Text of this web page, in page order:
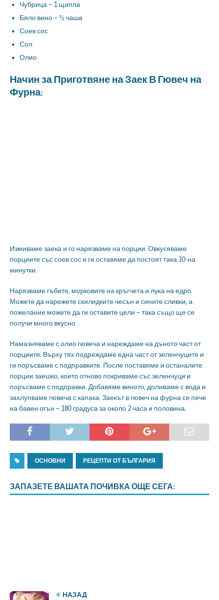
Чубрица – 1 щипла
Бяло вино – ½ чаша
Соев сос
Сол
Олио
Начин за Приготвяне на Заек В Гювеч на
Фурна:
Измиваме заека и го нарязваме на порции. Овкусяваме
порциите със соев сос и ги оставяме да постоят така 30-на
минутки.
Нарязваме гъбите, морковите на кръгчета и лука на едро.
Можете да нарежете скилидките чесън и сините сливки, а
пожелание можете да ги оставите цели – така също ще се
получи много вкусно.
Намазняваме с олио гювеча и нареждаме на дъното част от
порциите. Върху тях подреждаме една част от зеленчуците и
ги поръсваме с подправките. После поставяме и останалите
порции заешко, които отново покриваме със зеленчуци и
поръсваме с подправки. Добавяме виното, доливаме с вода и
захлупваме гювеча с капака. Заекът в гювеч на фурна се пече
на бавен огън – 180 градуса за около 2 часа и половина.
ОСНОВНИ РЕЦЕПТИ ОТ БЪЛГАРИЯ
ЗАПАЗЕТЕ ВАШАТА ПОЧИВКА ОЩЕ СЕГА:
НАЗАД